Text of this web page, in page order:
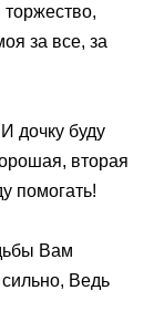
за все, за
дочку буду
вторая
помогать!
Вам
Ведь